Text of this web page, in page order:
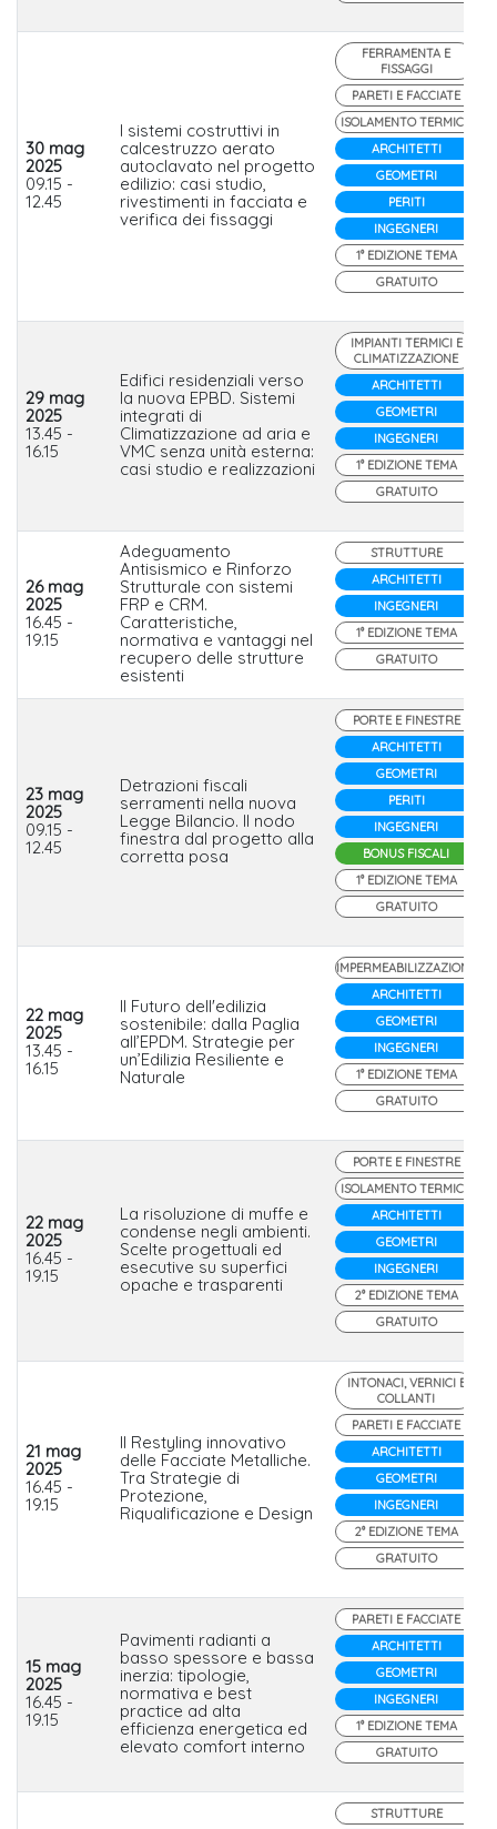
30 mag
2025
09.15 -
12.45
I sistemi costruttivi in
calcestruzzo aerato
autoclavato nel progetto
edilizio: casi studio,
rivestimenti in facciata e
verifica dei fissaggi
FERRAMENTA E
FISSAGGI
PARETI E FACCIATE
ISOLAMENTO TERMICO
ARCHITETTI
GEOMETRI
PERITI
INGEGNERI
1° EDIZIONE TEMA
GRATUITO
29 mag
2025
13.45 -
16.15
Edifici residenziali verso
la nuova EPBD. Sistemi
integrati di
Climatizzazione ad aria e
VMC senza unità esterna:
casi studio e realizzazioni
IMPIANTI TERMICI E
CLIMATIZZAZIONE
ARCHITETTI
GEOMETRI
INGEGNERI
1° EDIZIONE TEMA
GRATUITO
26 mag
2025
16.45 -
19.15
Adeguamento
Antisismico e Rinforzo
Strutturale con sistemi
FRP e CRM.
Caratteristiche,
normativa e vantaggi nel
recupero delle strutture
esistenti
STRUTTURE
ARCHITETTI
INGEGNERI
1° EDIZIONE TEMA
GRATUITO
23 mag
2025
09.15 -
12.45
Detrazioni fiscali
serramenti nella nuova
Legge Bilancio. Il nodo
finestra dal progetto alla
corretta posa
PORTE E FINESTRE
ARCHITETTI
GEOMETRI
PERITI
INGEGNERI
BONUS FISCALI
1° EDIZIONE TEMA
GRATUITO
22 mag
2025
13.45 -
16.15
Il Futuro dell'edilizia
sostenibile: dalla Paglia
all’EPDM. Strategie per
un’Edilizia Resiliente e
Naturale
IMPERMEABILIZZAZIONE
ARCHITETTI
GEOMETRI
INGEGNERI
1° EDIZIONE TEMA
GRATUITO
22 mag
2025
16.45 -
19.15
La risoluzione di muffe e
condense negli ambienti.
Scelte progettuali ed
esecutive su superfici
opache e trasparenti
PORTE E FINESTRE
ISOLAMENTO TERMICO
ARCHITETTI
GEOMETRI
INGEGNERI
2° EDIZIONE TEMA
GRATUITO
21 mag
2025
16.45 -
19.15
Il Restyling innovativo
delle Facciate Metalliche.
Tra Strategie di
Protezione,
Riqualificazione e Design
INTONACI, VERNICI E
COLLANTI
PARETI E FACCIATE
ARCHITETTI
GEOMETRI
INGEGNERI
2° EDIZIONE TEMA
GRATUITO
15 mag
2025
16.45 -
19.15
Pavimenti radianti a
basso spessore e bassa
inerzia: tipologie,
normativa e best
practice ad alta
efficienza energetica ed
elevato comfort interno
PARETI E FACCIATE
ARCHITETTI
GEOMETRI
INGEGNERI
1° EDIZIONE TEMA
GRATUITO
STRUTTURE